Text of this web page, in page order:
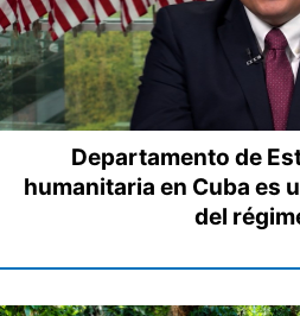
Departamento de
humanitaria en Cuba es
del